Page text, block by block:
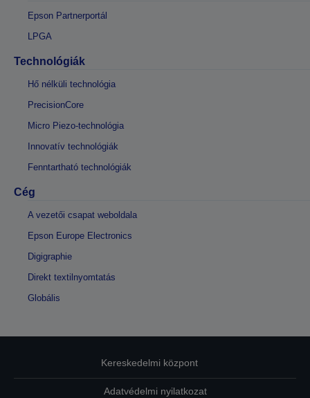
Epson Partnerportál
LPGA
Technológiák
Hő nélküli technológia
PrecisionCore
Micro Piezo-technológia
Innovatív technológiák
Fenntartható technológiák
Cég
A vezetői csapat weboldala
Epson Europe Electronics
Digigraphie
Direkt textilnyomtatás
Globális
Kereskedelmi központ
Adatvédelmi nyilatkozat